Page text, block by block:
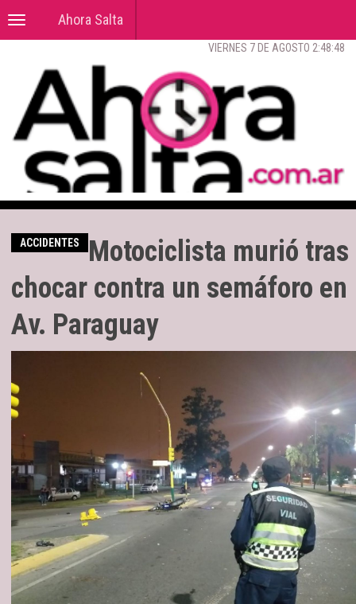
Toggle
navigation
Ahora Salta
VIERNES 7 DE AGOSTO 2:48:49
ACCIDENTES
Motociclista murió tras
chocar contra un semáforo en
Av. Paraguay